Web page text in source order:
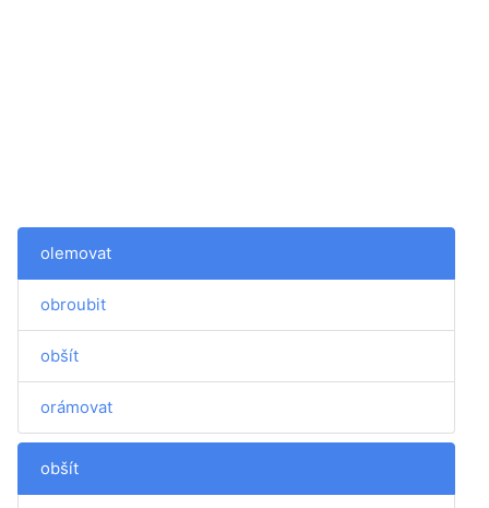
olemovat
obroubit
obšít
orámovat
obšít